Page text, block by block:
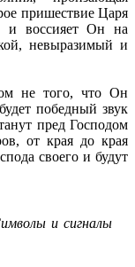
пришествие Царя
и воссияет Он на
невыразимый и
не того, что Он
победный звук
пред Господом
от края до края
своего и будут
и сигналы